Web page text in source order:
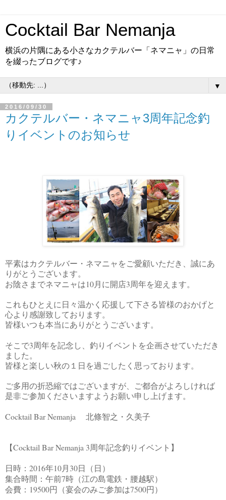
Cocktail Bar Nemanja
横浜の片隅にある小さなカクテルバー「ネマニャ」の日常
を綴ったブログです♪
▼
2016/09/30
カクテルバー・ネマニャ3周年記念釣
りイベントのお知らせ
平素はカクテルバー・ネマニャをご愛顧いただき、誠にあ
りがとうございます。
お陰さまでネマニャは10月に開店3周年を迎えます。
これもひとえに日々温かく応援して下さる皆様のおかげと
心より感謝致しております。
皆様いつも本当にありがとうございます。
そこで3周年を記念し、釣りイベントを企画させていただき
ました。
皆様と楽しい秋の１日を過ごしたく思っております。
ご多用の折恐縮ではございますが、ご都合がよろしければ
是非ご参加くださいますようお願い申し上げます。
Cocktail Bar Nemanja 北條智之・久美子
【Cocktail Bar Nemanja 3周年記念釣りイベント】
日時： 2016年10月 30日（日）
集合時間：午前7時（江の島電鉄・腰越駅）
会費： 19500円（宴会のみご参加は7500円）